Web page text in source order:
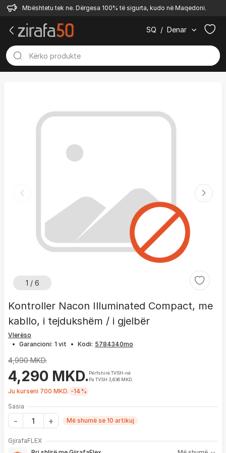
Mbështetu tek ne. Dërgesa 100% të sigurta, kudo në Maqedoni.
SQ / Denar
1 / 6
Kontroller Nacon Illuminated Compact, me
kabllo, i tejdukshëm / i gjelbër
Vlerëso
• Garancioni: 1 vit • Kodi:
4,990 MKD.
4,290 MKD.Përfshirë TVSH-në
Pa TVSH 3,636 MKD.
Ju kurseni 700 MKD. -14%
Sasia
Më shumë se 10 artikuj
GjirafaFLEX
-Prioritet